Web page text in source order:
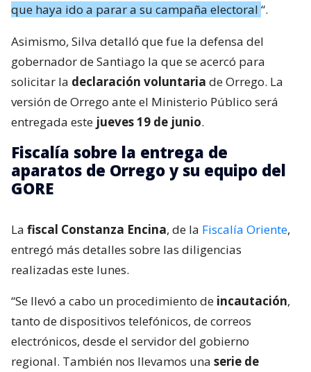
que haya ido a parar a su campaña electoral “.
Asimismo, Silva detalló que fue la defensa del
gobernador de Santiago la que se acercó para
solicitar la declaración voluntaria de Orrego. La
versión de Orrego ante el Ministerio Público será
entregada este jueves 19 de junio.
Fiscalía sobre la entrega de
aparatos de Orrego y su equipo del
GORE
La fiscal Constanza Encina, de la Fiscalía Oriente,
entregó más detalles sobre las diligencias
realizadas este lunes.
“Se llevó a cabo un procedimiento de incautación,
tanto de dispositivos telefónicos, de correos
electrónicos, desde el servidor del gobierno
regional. También nos llevamos una serie de